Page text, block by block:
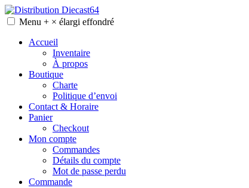
Skip
to
Distribution Diecast64
Une passion, un mode de vie.
Menu + × élargi effondré
Accueil
Inventaire
À propos
Boutique
Charte
Politique d’envoi
Contact & Horaire
Panier
Checkout
Mon compte
Commandes
Détails du compte
Mot de passe perdu
Commande